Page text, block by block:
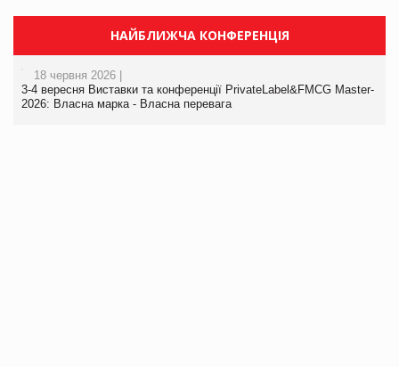
НАЙБЛИЖЧА КОНФЕРЕНЦІЯ
18 червня 2026 |
3-4 вересня Виставки та конференції PrivateLabel&FMCG Master-
2026: Власна марка - Власна перевага